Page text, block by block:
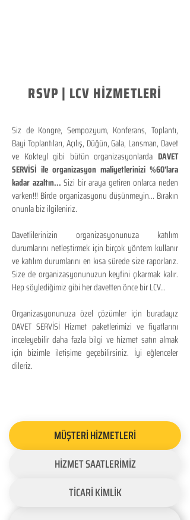
RSVP | LCV HİZMETLERİ
Siz de Kongre, Sempozyum, Konferans, Toplantı,
Bayi Toplantıları, Açılış, Düğün, Gala, Lansman, Davet
ve Kokteyl gibi bütün organizasyonlarda DAVET
SERVİSİ ile organizasyon maliyetlerinizi %60'lara
kadar azaltın...Sizi bir araya getiren onlarca neden
varken!!! Birde organizasyonu düşünmeyin... Bırakın
onunla biz ilgileniriz.
Davetlilerinizin organizasyonunuza katılım
durumlarını netleştirmek için birçok yöntem kullanır
ve katılım durumlarını en kısa sürede size raporlarız.
Size de organizasyonunuzun keyfini çıkarmak kalır.
Hep söylediğimiz gibi her davetten önce bir LCV...
Organizasyonunuza özel çözümler için buradayız
DAVET SERVİSİ Hizmet paketlerimizi ve fiyatlarını
inceleyebilir daha fazla bilgi ve hizmet satın almak
için bizimle iletişime geçebilirsiniz. İyi eğlenceler
dileriz.
MÜŞTERİ HİZMETLERİ
HİZMET SAATLERİMİZ
TİCARİ KİMLİK